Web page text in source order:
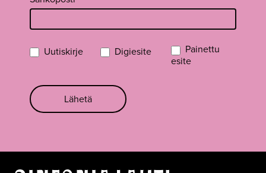
Uutiskirje Digiesite
Painettu
esite
Lähetä